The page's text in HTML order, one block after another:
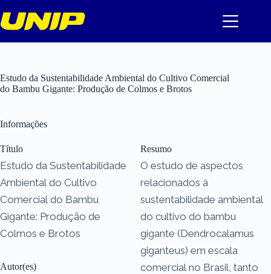
para
o
Estudo da Sustentabilidade Ambiental do Cultivo Comercial
do Bambu Gigante: Produção de Colmos e Brotos
Informações
Título
Estudo da Sustentabilidade
Ambiental do Cultivo
Comercial do Bambu
Gigante: Produção de
Colmos e Brotos
Autor(es)
Resumo
O estudo de aspectos
relacionados à
sustentabilidade ambiental
do cultivo do bambu
gigante (Dendrocalamus
giganteus) em escala
comercial no Brasil, tanto